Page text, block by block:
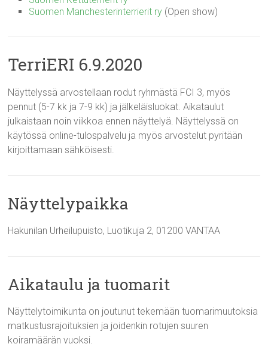
Suomen Manchesterinterrierit ry (Open show)
TerriERI 6.9.2020
Näyttelyssä arvostellaan rodut ryhmästä FCI 3, myös
pennut (5-7 kk ja 7-9 kk) ja jälkeläisluokat. Aikataulut
julkaistaan noin viikkoa ennen näyttelyä. Näyttelyssä on
käytössä online-tulospalvelu ja myös arvostelut pyritään
kirjoittamaan sähköisesti.
Näyttelypaikka
Hakunilan Urheilupuisto, Luotikuja 2, 01200 VANTAA
Aikataulu ja tuomarit
Näyttelytoimikunta on joutunut tekemään tuomarimuutoksia
matkustusrajoituksien ja joidenkin rotujen suuren
koiramäärän vuoksi.